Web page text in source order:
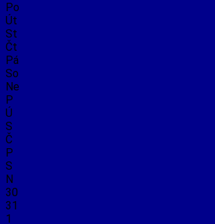
Po
Út
St
Čt
Pá
So
Ne
P
Ú
S
Č
P
S
N
30
31
1